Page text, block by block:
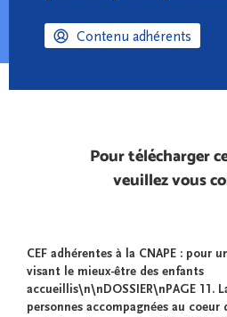
Contenu adhérents
Pour télécharger
veuillez vous
CEF adhérentes à la CNAPE : pour
visant le mieux-être des enfants
accueillis\n\nDOSSIER\nPAGE 11.
personnes accompagnées au